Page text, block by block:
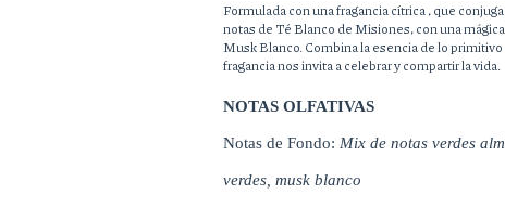
Formulada con una fragancia cítrica , que
notas de Té Blanco de Misiones, con una
Musk Blanco. Combina la esencia de lo primitivo
fragancia nos invita a celebrar y compartir la vida.
NOTAS OLFATIVAS
Notas de Fondo: Mix de notas verdes
verdes, musk blanco